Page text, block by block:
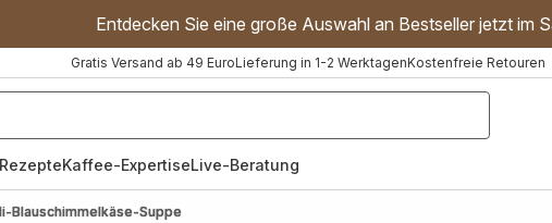
Entdecken Sie eine große Auswahl an Bestseller jetzt im
Gratis Versand ab 49 EuroLieferung in 1-2 WerktagenKostenfreie Retouren
RezepteKaffee-ExpertiseLive-Beratung
Blauschimmelkäse-Suppe